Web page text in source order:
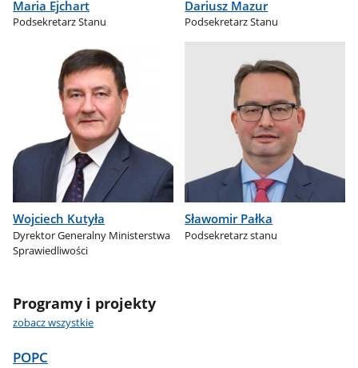
Maria Ejchart
Podsekretarz Stanu
Dariusz Mazur
Podsekretarz Stanu
Wojciech Kutyła
Dyrektor Generalny Ministerstwa
Sprawiedliwości
Sławomir Pałka
Podsekretarz stanu
Programy i projekty
zobacz wszystkie
POPC